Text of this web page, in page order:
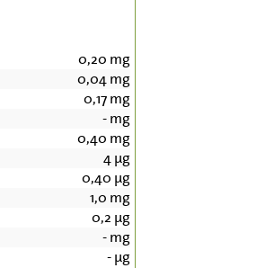
0,20 mg
0,04mg
0,17mg
-mg
0,40 mg
4µg
0,40 µg
1,0 mg
0,2 µg
-mg
-µg